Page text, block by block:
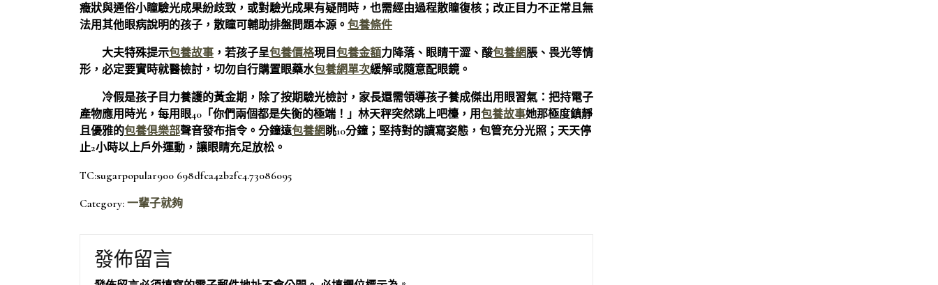
癥狀與通俗小瞳驗光成果紛歧致，或對驗光成果有疑問時，也需經由過程散瞳復核；改正目力不正常且無
法用其他眼病說明的孩子，散瞳可輔助排盤問題本源。 包養條件
大夫特殊提示包養故事 ，若孩子呈包養價格現目包養金額力降落、眼睛干澀、酸包養網脹、畏光等情
形，必定要實時就醫檢討，切勿自行購置眼藥水包養網單次緩解或隨意配眼鏡。
冷假是孩子目力養護的黃金期，除了按期驗光檢討，家長還需領導孩子養成傑出用眼習氣：把持電子
產物應用時光，每用眼40「你們兩個都是失衡的極端！」林天秤突然跳上吧檯，用包養故事她那極度鎮靜
且優雅的包養俱樂部聲音發布指令。分鐘遠包養網 眺10分鐘；堅持對的讀寫姿態，包管充分光照；天天停
止2小時以上戶外運動，讓眼睛充足放松。
TC:sugarpopular900 698dfca42b2fc4.73086095
Category: 一輩子就夠
發佈留言